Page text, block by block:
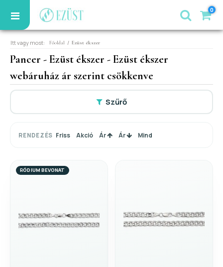
0
Itt vagy most: Főoldal / Ezüst ékszer
Pancer - Ezüst ékszer - Ezüst ékszer
webáruház ár szerint csökkenve
Szűrő
RENDEZÉS Friss Akció Ár Ár Mind
RÓDIUM BEVONAT